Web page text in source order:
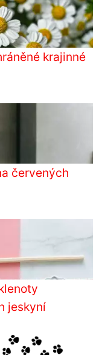
krajinné
červených
jeskyní